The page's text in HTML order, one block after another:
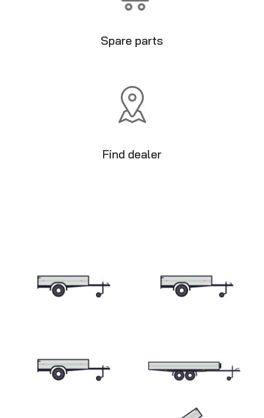
Tilting trailers
Spare parts
Find dealer